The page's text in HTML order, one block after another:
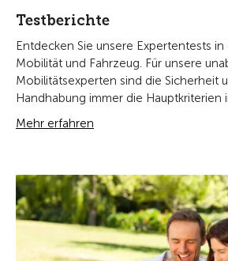
Testberichte
Entdecken Sie unsere Expertentests
Mobilität und Fahrzeug. Für unsere
Mobilitätsexperten sind die Sicherheit
Handhabung immer die Hauptkriterien
Mehr erfahren